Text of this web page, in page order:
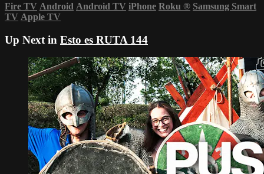
Fire TV Android Android TV iPhone Roku ® Samsung Smart
TV Apple TV
Up Next in Esto es RUTA 144